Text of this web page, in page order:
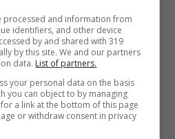
TV
processed and information from
identifiers, and other device
by and shared with 319
by this site. We and our partners
data. List of partners.
your personal data on the basis
you can object to by managing
a link at the bottom of this page
or withdraw consent in privacy